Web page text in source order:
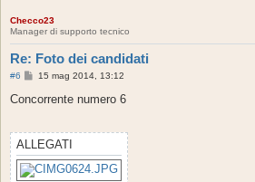
Checco23
Manager di supporto tecnico
Re: Foto dei candidati
#6
M
s
g
i
o
15 mag 2014, 13:12
Concorrente numero 6
ALLEGATI